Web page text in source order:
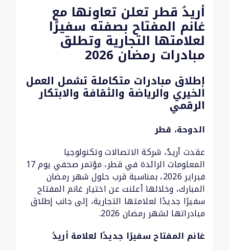
أريدُ قطر تعلن تعاونها مع
غانم المفتاح بصفته سفيرًا
لعلامتها التجارية وتطلق
مبادرات رمضان 2026
إطلاق مبادرات متكاملة تشمل العمل
الخيري والرياضة والثقافة والابتكار
الرقمي
الدوحة، قطر
عقدت أريدُ، شركة الاتصالات وتكنولوجيا
المعلومات الرائدة في قطر، مؤتمر صحفي يوم 17
فبراير 2026، بمناسبة قرب حلول شهر رمضان
المبارك، وخلالها أعلنت عن اختيار غانم المفتاح
سفيرًا جديدًا لعلامتها التجارية، إلى جانب إطلاق
مبادراتها لشهر رمضان 2026.
غانم المفتاح سفيرًا جديدًا لعلامة أريدُ